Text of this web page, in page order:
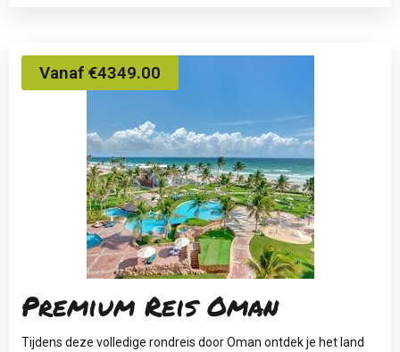
Premium Reis Oman
Tijdens deze volledige rondreis door Oman ontdek je het land
Vanaf €4349.00